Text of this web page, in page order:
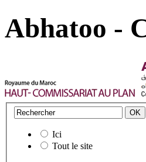
Abhatoo -
Ici
Tout le site